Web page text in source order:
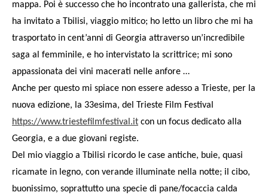
mappa. Poi è successo che ho incontrato una gallerista, che mi
ha invitato a Tbilisi, viaggio mitico; ho letto un libro che mi ha
trasportato in cent’anni di Georgia attraverso un’incredibile
saga al femminile, e ho intervistato la scrittrice; mi sono
appassionata dei vini macerati nelle anfore …
Anche per questo mi spiace non essere adesso a Trieste, per la
nuova edizione, la 33esima, del Trieste Film Festival
https://www.triestefilmfestival.it con un focus dedicato alla
Georgia, e a due giovani registe.
Del mio viaggio a Tbilisi ricordo le case antiche, buie, quasi
ricamate in legno, con verande illuminate nella notte; il cibo,
buonissimo, soprattutto una specie di pane/focaccia calda